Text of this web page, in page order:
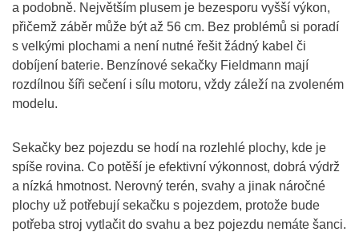
a podobně. Největším plusem je bezesporu vyšší výkon,
přičemž záběr může být až 56 cm. Bez problémů si poradí
s velkými plochami a není nutné řešit žádný kabel či
dobíjení baterie. Benzínové sekačky Fieldmann mají
rozdílnou šíři sečení i sílu motoru, vždy záleží na zvoleném
modelu.
Sekačky bez pojezdu se hodí na rozlehlé plochy, kde je
spíše rovina. Co potěší je efektivní výkonnost, dobrá výdrž
a nízká hmotnost. Nerovný terén, svahy a jinak náročné
plochy už potřebují sekačku s pojezdem, protože bude
potřeba stroj vytlačit do svahu a bez pojezdu nemáte šanci.